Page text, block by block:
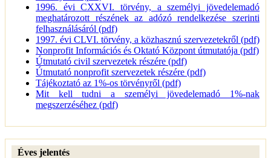
1996. évi CXXVI. törvény, a személyi jövedelemadó
meghatározott részének az adózó rendelkezése szerinti
felhasználásáról (pdf)
1997. évi CLVI. törvény, a közhasznú szervezetekről (pdf)
Nonprofit Információs és Oktató Központ útmutatója (pdf)
Útmutató civil szervezetek részére (pdf)
Útmutató nonprofit szervezetek részére (pdf)
Tájékoztató az 1%-os törvényről (pdf)
Mit kell tudni a személyi jövedelemadó 1%-nak
megszerzéséhez (pdf)
Éves jelentés